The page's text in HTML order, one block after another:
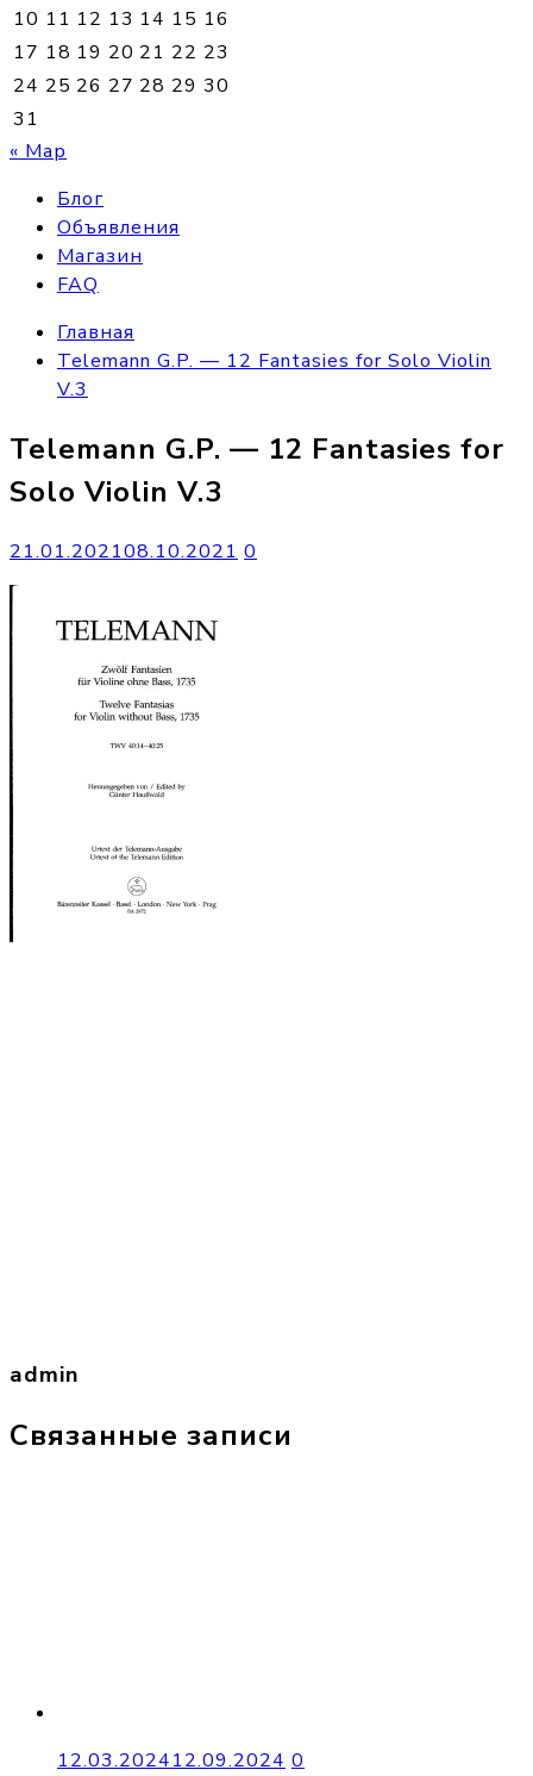
10 11 12 13 14 15 16
17 18 19 20 21 22 23
24 25 26 27 28 29 30
31
« Мар
Блог
Объявления
Магазин
FAQ
Главная
Telemann G.P. — 12 Fantasies for Solo Violin
V.3
Telemann G.P. — 12 Fantasies for
Solo Violin V.3
21.01.202108.10.2021 0
admin
Связанные записи
12.03.202412.09.2024 0